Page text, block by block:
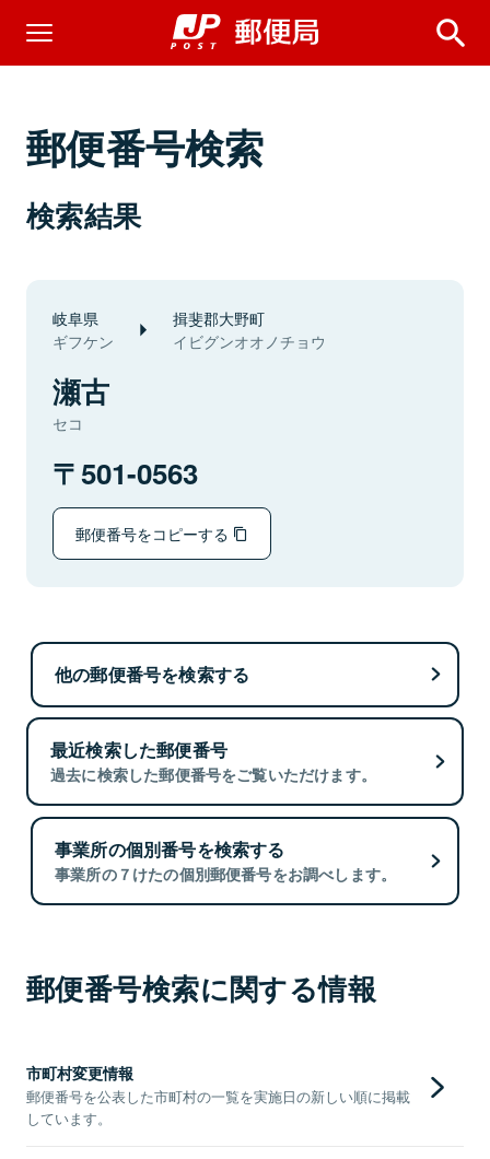
郵便番号検索
検索結果
岐阜県
ギフケン
揖斐郡大野町
イビグンオオノチョウ
瀬古
セコ
501-0563
郵便番号をコピーする
他の郵便番号を検索する
最近検索した郵便番号
過去に検索した郵便番号をご覧いただけます。
事業所の個別番号を検索する
事業所の７けたの個別郵便番号をお調べします。
郵便番号検索に関する情報
市町村変更情報
郵便番号を公表した市町村の一覧を実施日の新しい順に掲載
しています。